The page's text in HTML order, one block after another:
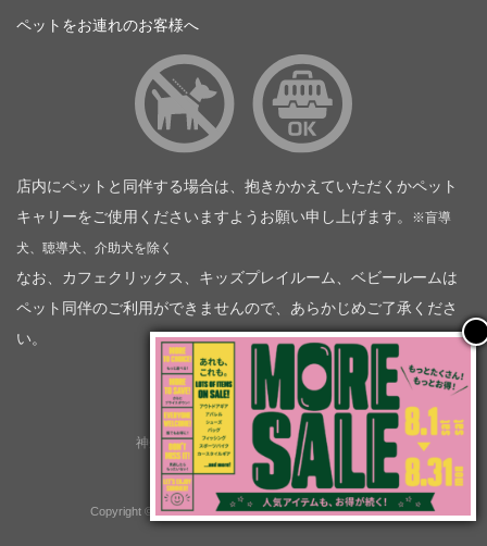
ペットをお連れのお客様へ
店内にペットと同伴する場合は、抱きかかえていただくかペット
キャリーをご使用くださいますようお願い申し上げます。
※盲導
犬、聴導犬、介助犬を除く
なお、カフェクリックス、キッズプレイルーム、ベビールームは
ペット同伴のご利用ができませんので、あらかじめご了承くださ
い。
神奈川トヨタ自動車（企業情報）
トヨタモビリティ神奈川
株式会社会社ＫＴグループ
Copyright © GOOD OPEN AIRS myX All Rights Reserved.